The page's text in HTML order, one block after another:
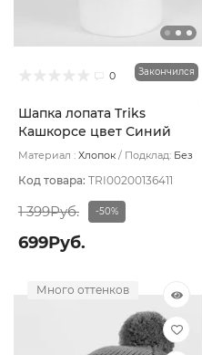
0 Закончился
Шапка лопата Triks
Кашкорсе цвет Синий
тёмный
Материал : Хлопок Подклад: Без
Код товара: TRI00200136411
1 399Руб. -50%
699Руб.
Много оттенков